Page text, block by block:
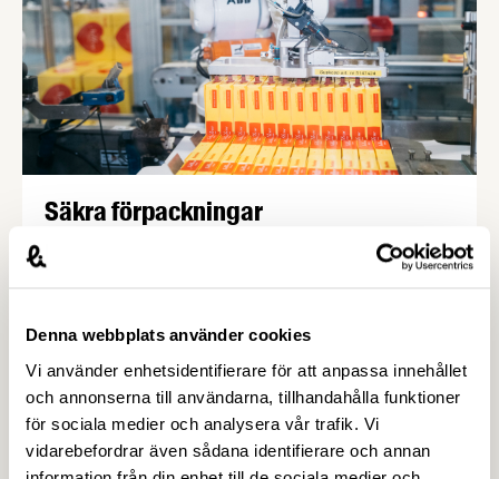
Denna webbplats använder cookies
Vi använder enhetsidentifierare för att anpassa innehållet
och annonserna till användarna, tillhandahålla funktioner
för sociala medier och analysera vår trafik. Vi
vidarebefordrar även sådana identifierare och annan
Säkra förpackningar
Förpackningen är det första som konsumenten ser
av de livsmedel vi tillverkar. Att förpackningen är
livsmedelstillverkare har kontrollerat, och det
upp till det är att skaffa sig mera kunskaper om
förpackningar och de krav som finns.
Frågor A-Ö